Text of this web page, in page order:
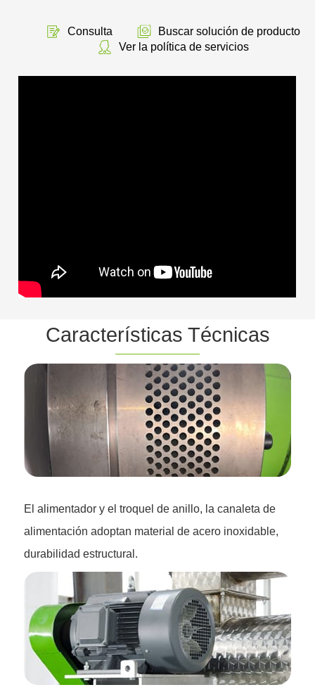
Consulta
Buscar solución de producto
Ver la política de servicios
Características Técnicas
El alimentador y el troquel de anillo, la canaleta de
alimentación adoptan material de acero inoxidable,
durabilidad estructural.